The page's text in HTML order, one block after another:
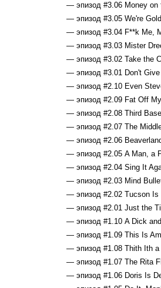
— эпизод #3.06 Money on
— эпизод #3.05 We're
— эпизод #3.04 F**k Me,
— эпизод #3.03 Mister
— эпизод #3.02 Take the
— эпизод #3.01 Don't
— эпизод #2.10 Even
— эпизод #2.09 Fat Off
— эпизод #2.08 Third
— эпизод #2.07 The
— эпизод #2.06
— эпизод #2.05 A Man, a
— эпизод #2.04 Sing It
— эпизод #2.03 Mind
— эпизод #2.02 Tucson Is
— эпизод #2.01 Just the
— эпизод #1.10 A Dick
— эпизод #1.09 This Is
— эпизод #1.08 Thith Ith a
— эпизод #1.07 The Rita
— эпизод #1.06 Doris Is